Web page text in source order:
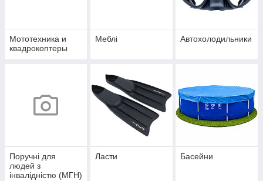
Мототехника и
квадрокоптеры
Меблі Автохолодильники
Поручні для
людей з
інвалідністю (МГН)
Ласти Басейни